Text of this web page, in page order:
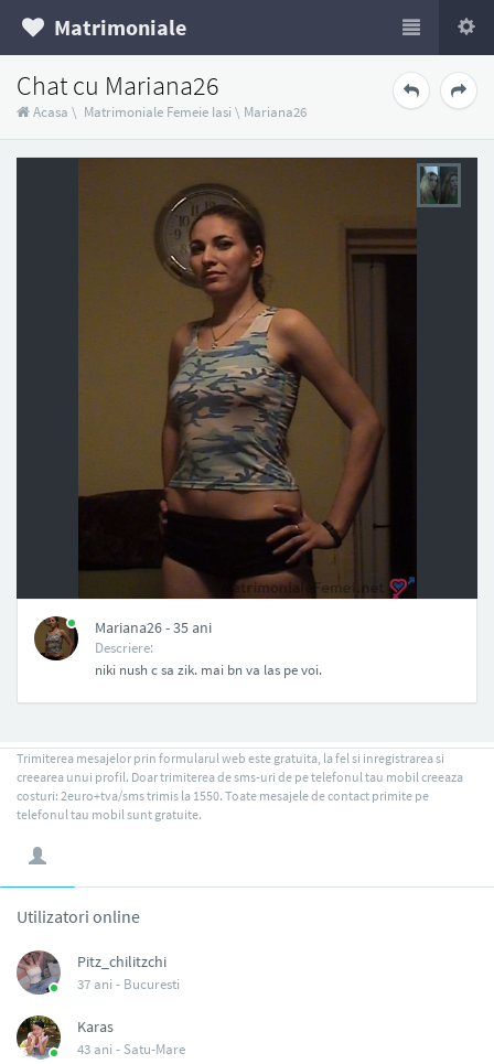
Matrimoniale
Chat cu Mariana26
Acasa \ Matrimoniale Femeie Iasi \ Mariana26
Mariana26 - 35 ani
Descriere:
niki nush c sa zik. mai bn va las pe voi.
Trimiterea mesajelor prin formularul web este gratuita, la fel si inregistrarea si
creearea unui profil. Doar trimiterea de sms-uri de pe telefonul tau mobil creeaza
costuri: 2euro+tva/sms trimis la 1550. Toate mesajele de contact primite pe
telefonul tau mobil sunt gratuite.
Utilizatori online
Pitz_chilitzchi
37 ani - Bucuresti
Karas
43 ani - Satu-Mare